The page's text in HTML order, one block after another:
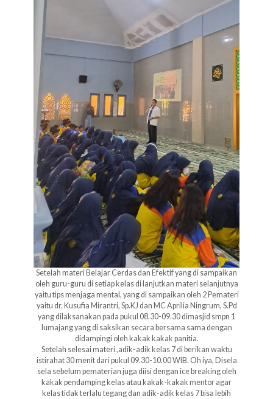
Setelah materi Belajar Cerdas dan Efektif yang di sampaikan
oleh guru-guru di setiap kelas di lanjutkan materi selanjutnya
yaitu tips menjaga mental, yang di sampaikan oleh 2 Pemateri
yaitu dr. Kusufia Mirantri, Sp.KJ dan MC Aprilia Ningrum, S.Pd
yang dilaksanakan pada pukul 08.30-09.30 dimasjid smpn 1
lumajang yang di saksikan secara bersama sama dengan
didampingi oleh kakak kakak panitia.
Setelah selesai materi ,adik-adik kelas 7 di berikan waktu
istirahat 30 menit dari pukul 09.30-10.00 WIB. Oh iya, Disela
sela sebelum pematerian juga diisi dengan ice breaking oleh
kakak pendamping kelas atau kakak-kakak mentor agar
kelas tidak terlalu tegang dan adik-adik kelas 7 bisa lebih